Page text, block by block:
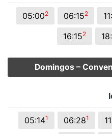
05:002 06:152
16:152
Domingos –
05:141 06:281